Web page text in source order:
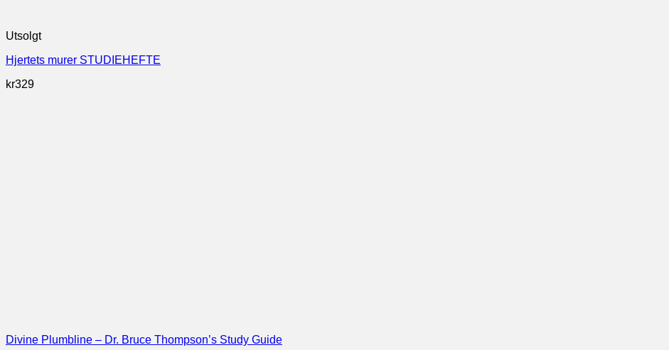
Utsolgt
Hjertets murer STUDIEHEFTE
kr329
Divine Plumbline – Dr. Bruce Thompson’s Study Guide